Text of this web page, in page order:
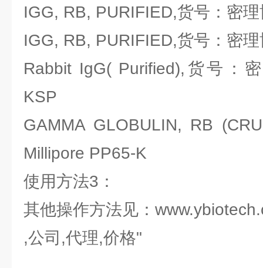
IGG, RB, PURIFIED,货号：密
IGG, RB, PURIFIED,货号：密
Rabbit IgG( Purified),货号：
KSP
GAMMA GLOBULIN, RB
Millipore PP65-K
使用方法3：
其他操作方法见：
,公司,代理,价格"